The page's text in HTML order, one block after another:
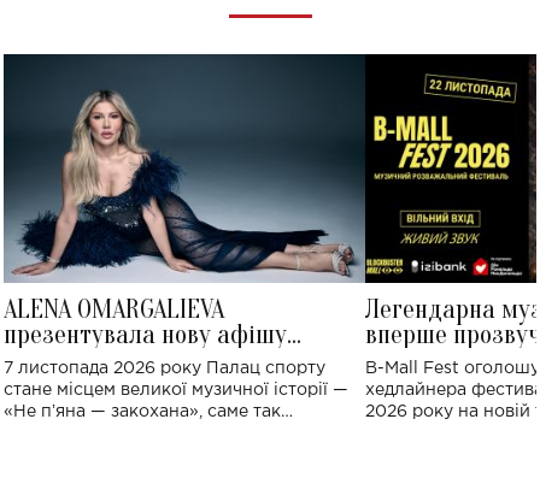
ALENA OMARGALIEVA
презентувала нову афішу
великого концерту в Палаці
спорту
7 листопада 2026 року Палац спорту
стане місцем великої музичної історії —
«Не пʼяна — закохана», саме так
Легендарна
вперше
Україні: де
B-Mall Fest
хедлайнера
2026 року на новій